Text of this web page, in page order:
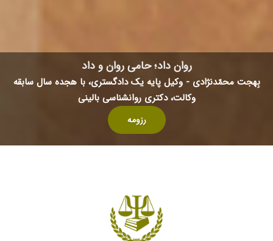
روان داد‌؛ حامی روان‌ و داد
بِهجت محمّدنژادی -وکیل پایه یک دادگستری، با هجده سال سابقه
وکالت، دکتری روانشناسی بالینی
رزومه